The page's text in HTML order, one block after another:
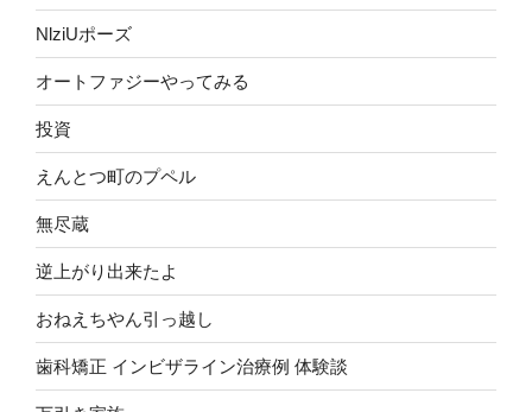
NlziUポーズ
オートファジーやってみる
投資
えんとつ町のプペル
無尽蔵
逆上がり出来たよ
おねえちやん引っ越し
歯科矯正 インビザライン治療例 体験談